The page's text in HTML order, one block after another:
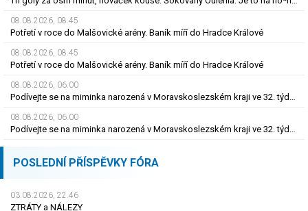
08.08.2026, 08.45
Potřetí v roce do Malšovické arény. Baník míří do Hradce Králové
08.08.2026, 08.45
Potřetí v roce do Malšovické arény. Baník míří do Hradce Králové
08.08.2026, 06.00
Podívejte se na miminka narozená v Moravskoslezském kraji ve 32. týdnu roku 2026
08.08.2026, 06.00
Podívejte se na miminka narozená v Moravskoslezském kraji ve 32. týdnu roku 2026
POSLEDNÍ PŘÍSPĚVKY FÓRA
03.08.2026, 22.46
ZTRÁTY a NÁLEZY